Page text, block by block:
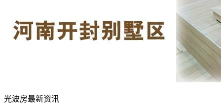
光波房最新资讯